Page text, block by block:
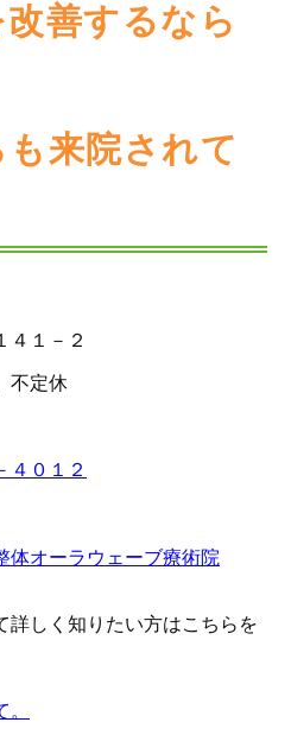
善するなら
来院されて
４１－２
不定休
４０１２
体オーラウェーブ療術院
詳しく知りたい方はこちらを